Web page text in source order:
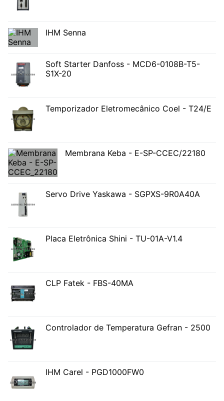
IHM Senna
Soft Starter Danfoss - MCD6-0108B-T5-
S1X-20
Temporizador Eletromecânico Coel - T24/E
Membrana Keba - E-SP-CCEC/22180
Servo Drive Yaskawa - SGPXS-9R0A40A
Placa Eletrônica Shini - TU-01A-V1.4
CLP Fatek - FBS-40MA
Controlador de Temperatura Gefran - 2500
IHM Carel - PGD1000FW0